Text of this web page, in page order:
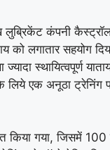
लुब्रिकेंट कंपनी
को लगातार सहयोग
स्‍थायित्‍वपूर्ण
एक अनूठा ट्रेनिंग
किया गया, जिसमें 100